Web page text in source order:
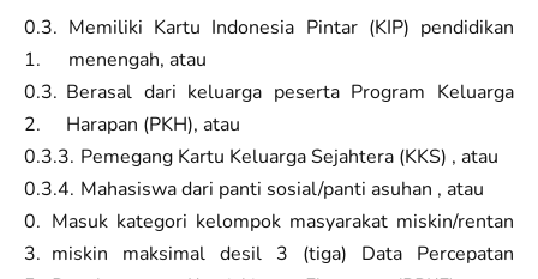
Memiliki Kartu Indonesia Pintar (KIP) pendidikan
menengah, atau
Berasal dari keluarga peserta Program Keluarga
Harapan (PKH), atau
Pemegang Kartu Keluarga Sejahtera (KKS) , atau
Mahasiswa dari panti sosial/panti asuhan , atau
Masuk kategori kelompok masyarakat miskin/rentan
miskin maksimal desil 3 (tiga) Data Percepatan